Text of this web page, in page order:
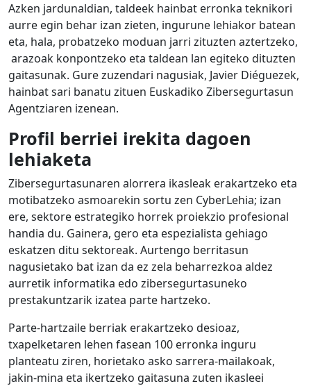
Azken jardunaldian, taldeek hainbat erronka teknikori
aurre egin behar izan zieten, ingurune lehiakor batean
eta, hala, probatzeko moduan jarri zituzten aztertzeko,
arazoak konpontzeko eta taldean lan egiteko dituzten
gaitasunak. Gure zuzendari nagusiak, Javier Diéguezek,
hainbat sari banatu zituen Euskadiko Zibersegurtasun
Agentziaren izenean.
Profil berriei irekita dagoen
lehiaketa
Zibersegurtasunaren alorrera ikasleak erakartzeko eta
motibatzeko asmoarekin sortu zen CyberLehia; izan
ere, sektore estrategiko horrek proiekzio profesional
handia du. Gainera, gero eta espezialista gehiago
eskatzen ditu sektoreak. Aurtengo berritasun
nagusietako bat izan da ez zela beharrezkoa aldez
aurretik informatika edo zibersegurtasuneko
prestakuntzarik izatea parte hartzeko.
Parte-hartzaile berriak erakartzeko desioaz,
txapelketaren lehen fasean 100 erronka inguru
planteatu ziren, horietako asko sarrera-mailakoak,
jakin-mina eta ikertzeko gaitasuna zuten ikasleei